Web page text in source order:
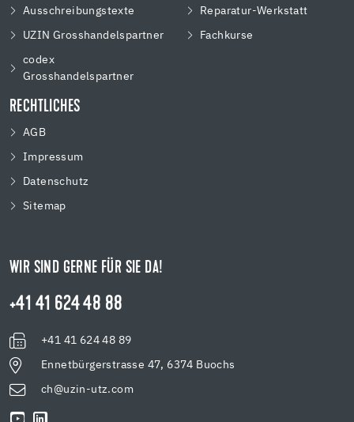
Ausschreibungstexte
UZIN Grosshandelspartner
codex
Grosshandelspartner
Reparatur-Werkstatt
Fachkurse
RECHTLICHES
AGB
Impressum
Datenschutz
Sitemap
WIR SIND GERNE FÜR SIE DA!
+41 41 624 48 88
+41 41 624 48 89
Ennetbürgerstrasse 47, 6374 Buochs
ch@uzin-utz.com